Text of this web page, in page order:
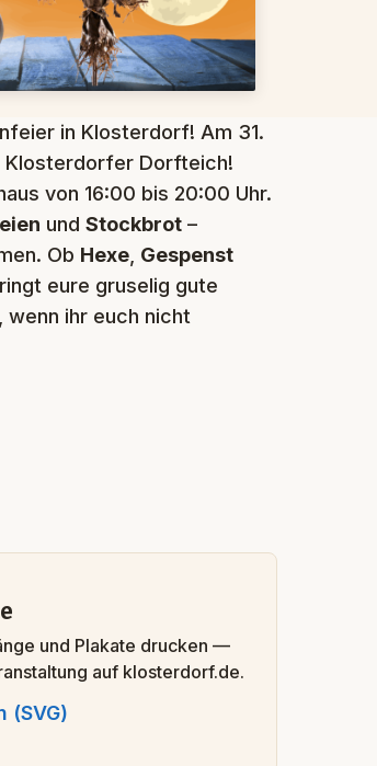
in Klosterdorf! Am 31.
Klosterdorfer Dorfteich!
von 16:00 bis 20:00 Uhr.
und Stockbrot –
Ob Hexe Gespenst
eure gruselig gute
ihr euch nicht
und Plakate drucken —
auf klosterdorf.de.
(SVG)